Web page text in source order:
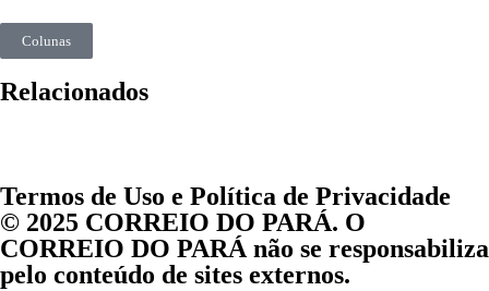
Colunas
Relacionados
Termos de Uso e Política de Privacidade
© 2025 CORREIO DO PARÁ. O
CORREIO DO PARÁ não se responsabiliza
pelo conteúdo de sites externos.